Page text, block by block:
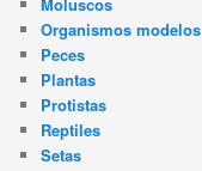
Organismos modelos
Peces
Plantas
Protistas
Reptiles
Setas